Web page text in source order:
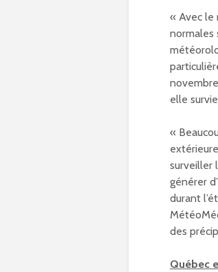
« Avec le
normales
elle
«
surveiller
générer
durant
des
Québec